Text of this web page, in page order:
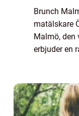
Brunch
matälskare
Malmö, den
erbjuder en
staden...